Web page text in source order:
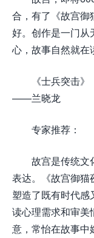
合，有了《故宫御
好。创作是一门从
心，故事自然就在
《士兵突击
——兰晓龙
专家推荐：
故宫是传统文
表达。《故宫御猫
塑造了既有时代
读心理需求和审美
意，常怡在故事中